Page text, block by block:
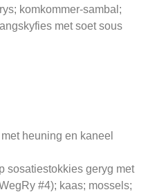
komkommer-sambal;
met soet sous
heuning en kaneel
sosatiestokkies geryg met
#4); kaas; mossels;